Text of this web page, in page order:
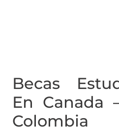
Becas
En Canada
Colombia